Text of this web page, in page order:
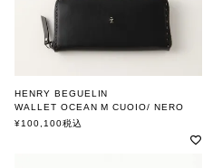
HENRY BEGUELIN
WALLET OCEAN M CUOIO/ NERO
ONECOLOR OMINO
¥100,100税込